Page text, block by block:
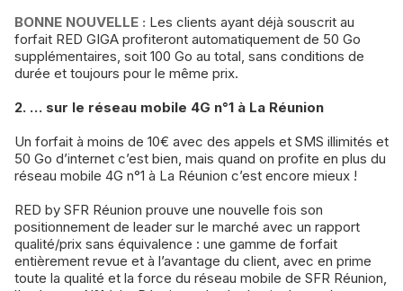
BONNE NOUVELLE : Les clients ayant déjà souscrit au
forfait RED GIGA profiteront automatiquement de 50 Go
supplémentaires, soit 100 Go au total, sans conditions de
durée et toujours pour le même prix.
2. … sur le réseau mobile 4G n°1 à La Réunion
Un forfait à moins de 10€ avec des appels et SMS illimités et
50 Go d’internet c’est bien, mais quand on profite en plus du
réseau mobile 4G n°1 à La Réunion c’est encore mieux !
RED by SFR Réunion prouve une nouvelle fois son
positionnement de leader sur le marché avec un rapport
qualité/prix sans équivalence : une gamme de forfait
entièrement revue et à l’avantage du client, avec en prime
toute la qualité et la force du réseau mobile de SFR Réunion,